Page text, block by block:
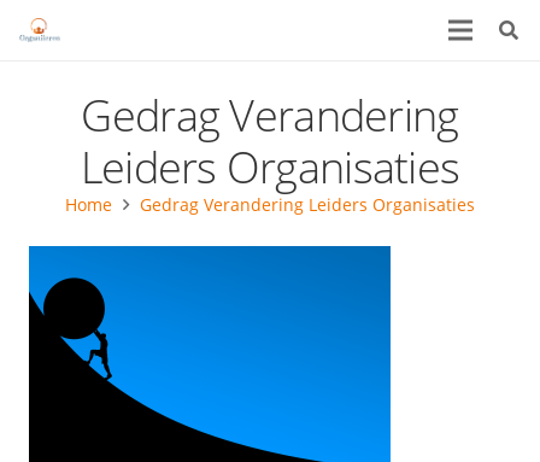
Gedrag Verandering
Leiders Organisaties
Home Gedrag Verandering Leiders Organisaties